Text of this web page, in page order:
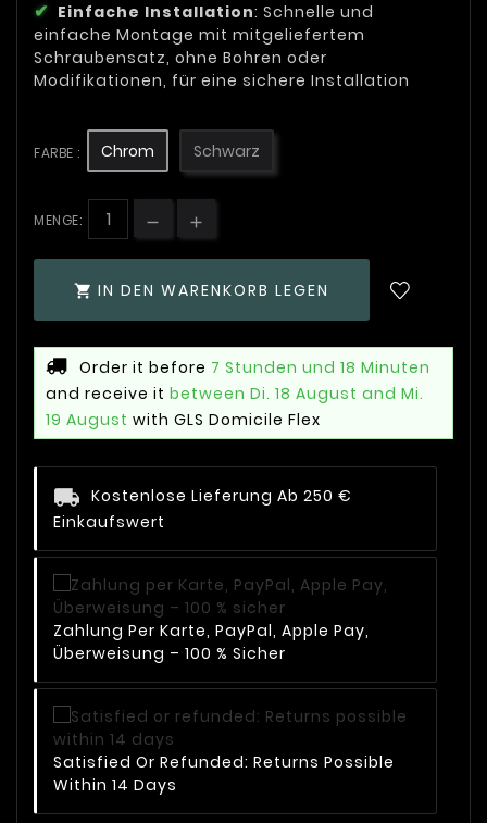
Einfache Installation: Schnelle und
einfache Montage mit mitgeliefertem
Schraubensatz, ohne Bohren oder
Modifikationen, für eine sichere Installation
FARBE : Chrom Schwarz
MENGE:
 IN DEN WARENKORB LEGEN
Order it before 7 Stunden und 18 Minuten
and receive it between Di. 18 August and Mi.
19 August with GLS Domicile Flex
Kostenlose Lieferung Ab 250 €
Einkaufswert
Zahlung Per Karte, PayPal, Apple Pay,
Überweisung – 100 % Sicher
Satisfied Or Refunded: Returns Possible
Within 14 Days